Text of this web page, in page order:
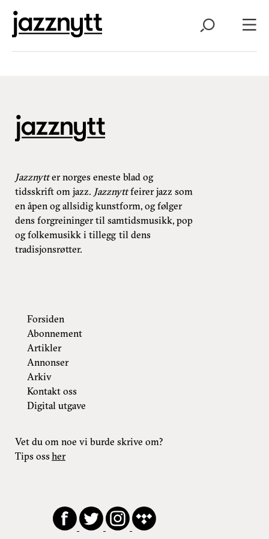
Jazznytter norges eneste blad og
tidsskrift om jazz. Jazznyttfeirer jazz som
en åpen og allsidig kunstform, og følger
dens forgreininger til samtidsmusikk, pop
og folkemusikk i tillegg til dens
tradisjonsrøtter.
Forsiden
Abonnement
Artikler
Annonser
Arkiv
Kontakt oss
Digital utgave
Vet du om noe vi burde skrive om?
Tips ossher